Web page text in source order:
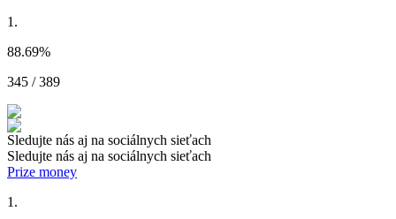
1.
88.69%
345 / 389
Sledujte nás aj na sociálnych sieťach
Sledujte nás aj na sociálnych sieťach
Prize money
1.